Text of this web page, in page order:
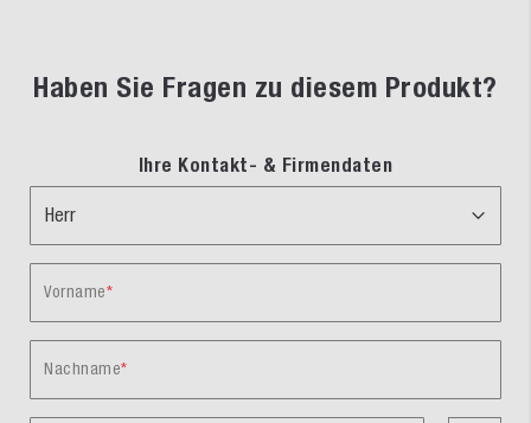
Haben Sie Fragen zu diesem Produkt?
Ihre Kontakt- & Firmendaten
Vorname
Nachname